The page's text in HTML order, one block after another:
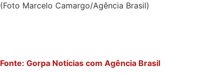
(Foto Marcelo Camargo/Agência Brasil)
Fonte: Gorpa Notícias com Agência Brasil